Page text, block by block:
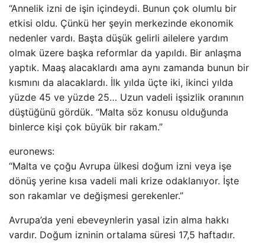
“Annelik izni de işin içindeydi. Bunun çok olumlu bir
etkisi oldu. Çünkü her şeyin merkezinde ekonomik
nedenler vardı. Başta düşük gelirli ailelere yardım
olmak üzere başka reformlar da yapıldı. Bir anlaşma
yaptık. Maaş alacaklardı ama aynı zamanda bunun bir
kısmını da alacaklardı. İlk yılda üçte iki, ikinci yılda
yüzde 45 ve yüzde 25… Uzun vadeli işsizlik oranının
düştüğünü gördük. “Malta söz konusu olduğunda
binlerce kişi çok büyük bir rakam.”
euronews:
“Malta ve çoğu Avrupa ülkesi doğum izni veya işe
dönüş yerine kısa vadeli mali krize odaklanıyor. İşte
son rakamlar ve değişmesi gerekenler.”
Avrupa’da yeni ebeveynlerin yasal izin alma hakkı
vardır. Doğum izninin ortalama süresi 17,5 haftadır.